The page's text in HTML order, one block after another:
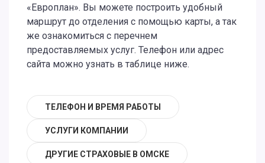
«Европлан». Вы можете построить удобный
маршрут до отделения с помощью карты, а так
же ознакомиться с перечнем
предоставляемых услуг. Телефон или адрес
сайта можно узнать в таблице ниже.
ТЕЛЕФОН И ВРЕМЯ РАБОТЫ
УСЛУГИ КОМПАНИИ
ДРУГИЕ СТРАХОВЫЕ В ОМСКЕ